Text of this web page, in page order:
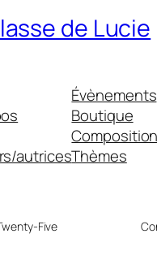
de Lucie
autrices
Évènements
Boutique
Thèmes
Five